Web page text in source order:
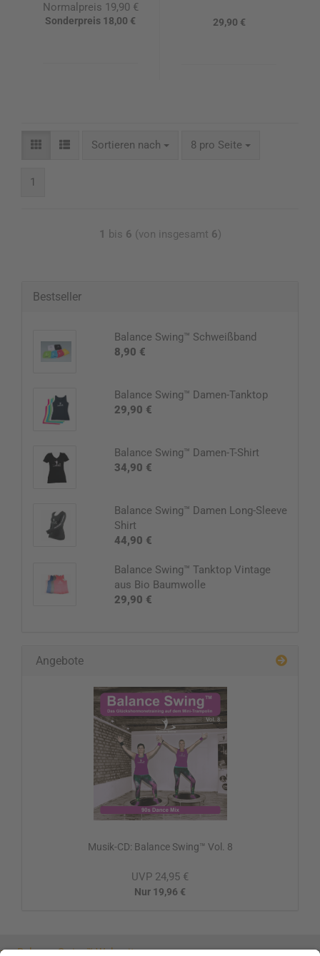
Normalpreis 19,90 €
Sonderpreis 18,00 € 29,90 €
Sortieren nach 8 pro Seite
1
1 bis 6 (von insgesamt 6)
Bestseller
Balance Swing™ Schweißband
8,90 €
Balance Swing™ Damen-Tanktop
29,90 €
Balance Swing™ Damen-T-Shirt
34,90 €
Balance Swing™ Damen Long-Sleeve
Shirt
44,90 €
Balance Swing™ Tanktop Vintage
aus Bio Baumwolle
29,90 €
Angebote
Musik-CD: Balance Swing™ Vol. 8
UVP 24,95 €
Nur 19,96 €
zur Balance Swing™ Webseite